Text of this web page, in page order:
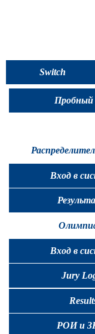
Switch
to
English
Пробный
Вход в
Вход в
Jury
РОИ и